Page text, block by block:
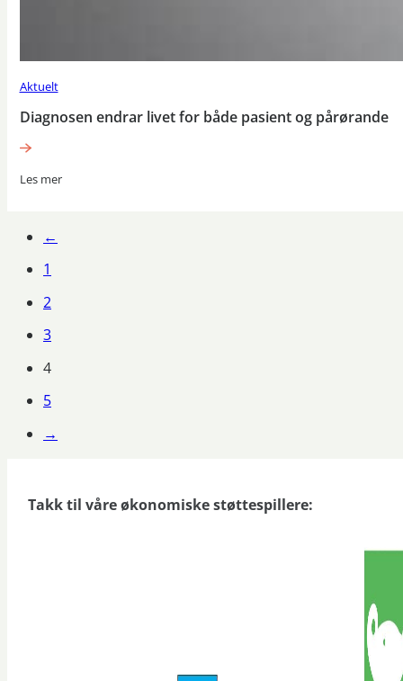
Aktuelt
Diagnosen endrar livet for både pasient og pårørande
Les mer
←
1
2
3
4
5
→
Takk til våre økonomiske støttespillere: